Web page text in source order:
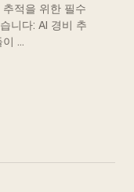
적을 위한 필수
니다: AI 경비 추
이 …